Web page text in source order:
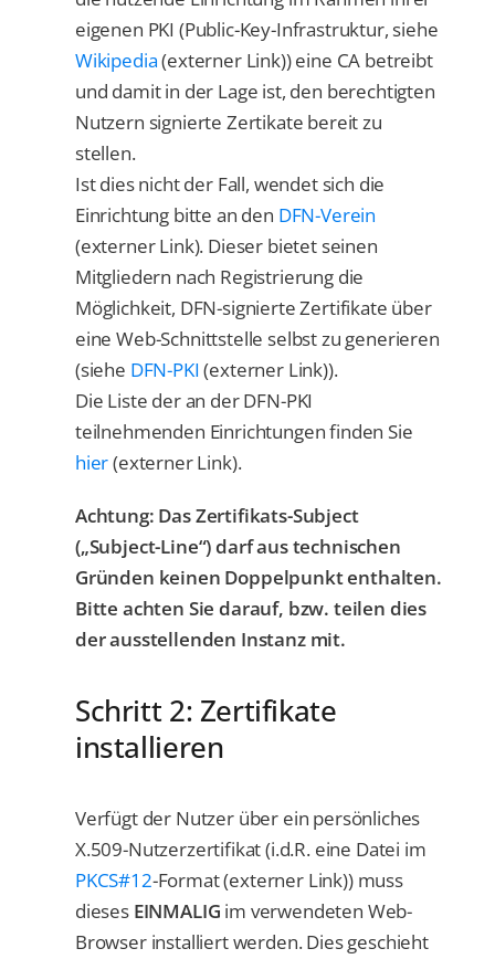
eigenen PKI (Public-Key-Infrastruktur, siehe
Wikipedia(externer Link)) eine CA betreibt
und damit in der Lage ist, den berechtigten
Nutzern signierte Zertikate bereit zu
stellen.
Ist dies nicht der Fall, wendet sich die
Einrichtung bitte an den DFN-Verein
(externer Link). Dieser bietet seinen
Mitgliedern nach Registrierung die
Möglichkeit, DFN-signierte Zertifikate über
eine Web-Schnittstelle selbst zu generieren
(siehe DFN-PKI (externer Link)).
Die Liste der an der DFN-PKI
teilnehmenden Einrichtungen finden Sie
hier(externer Link).
Achtung: Das Zertifikats-Subject
(„Subject-Line“) darf aus technischen
Gründen keinen Doppelpunkt enthalten.
Bitte achten Sie darauf, bzw. teilen dies
der ausstellenden Instanz mit.
Schritt 2: Zertifikate
installieren
Verfügt der Nutzer über ein persönliches
X.509-Nutzerzertifikat (i.d.R. eine Datei im
PKCS#12-Format (externer Link)) muss
dieses EINMALIG im verwendeten Web-
Browser installiert werden. Dies geschieht